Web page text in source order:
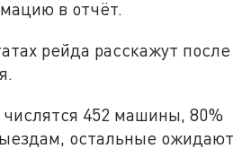
в отчёт.
рейда расскажут после
452 машины, 80%
остальные ожидают